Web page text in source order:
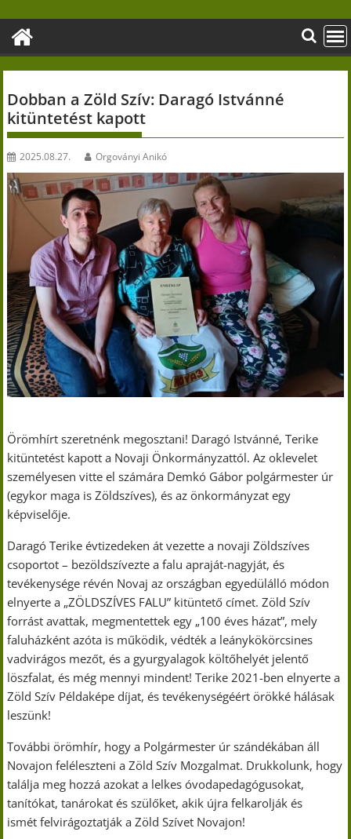
content
Dobban a Zöld Szív: Daragó Istvánné
kitüntetést kapott
2025.08.27. Orgoványi Anikó
Örömhírt szeretnénk megosztani! Daragó Istvánné, Terike
kitüntetést kapott a Novaji Önkormányzattól. Az oklevelet
személyesen vitte el számára Demkó Gábor polgármester úr
(egykor maga is Zöldszíves), és az önkormányzat egy
képviselője.
Daragó Terike évtizedeken át vezette a novaji Zöldszíves
csoportot – bezöldszívezte a falu apraját-nagyját, és
tevékenysége révén Novaj az országban egyedülálló módon
elnyerte a „ZÖLDSZÍVES FALU” kitüntető címet. Zöld Szív
forrást avattak, megmentettek egy „100 éves házat”, mely
faluházként azóta is működik, védték a leánykökörcsines
vadvirágos mezőt, és a gyurgyalagok költőhelyét jelentő
löszfalat, és még mennyi mindent! Terike 2021-ben elnyerte a
Zöld Szív Példaképe díjat, és tevékenységéért örökké hálásak
leszünk!
További örömhír, hogy a Polgármester úr szándékában áll
Novajon feléleszteni a Zöld Szív Mozgalmat. Drukkolunk, hogy
találja meg hozzá azokat a lelkes óvodapedagógusokat,
tanítókat, tanárokat és szülőket, akik újra felkarolják és
ismét felvirágoztatják a Zöld Szívet Novajon!